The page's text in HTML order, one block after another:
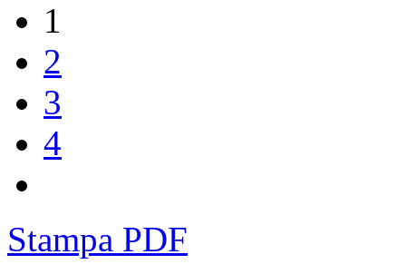
1
2
3
4
Stampa PDF